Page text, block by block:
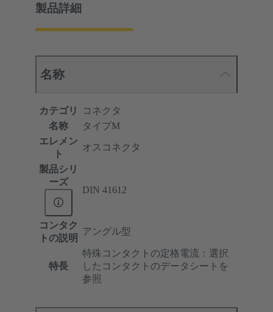
製品詳細
名称
カテゴリ
コネクタ
名称
タイプM
エレメン
ト
オスコネクタ
製品シリ
ーズ
DIN 41612
コンタク
トの説明
アングル型
特長
特殊コンタクトの定格電流：選択
したコンタクトのデータシートを
参照